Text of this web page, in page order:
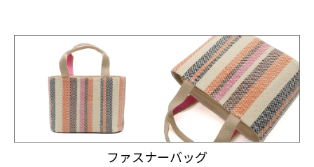
ファスナーバッグ